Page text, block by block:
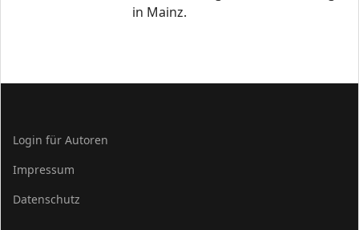
in Mainz.
Login für Autoren
Impressum
Datenschutz